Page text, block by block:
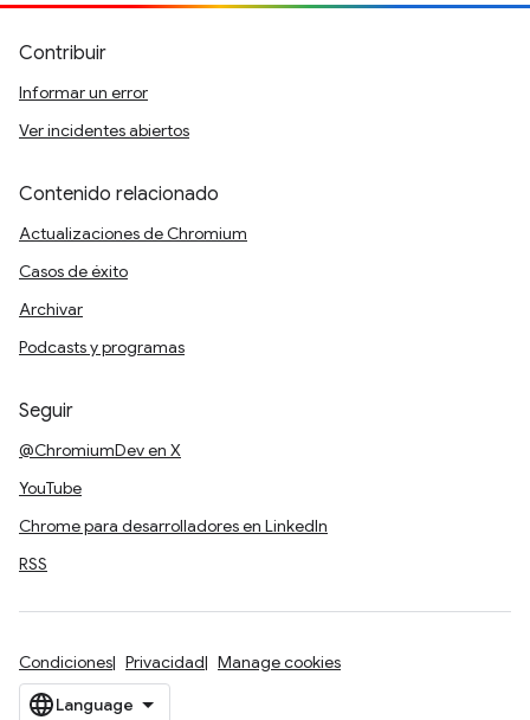
Contribuir
Informar un error
Ver incidentes abiertos
Contenido relacionado
Actualizaciones de Chromium
Casos de éxito
Archivar
Podcasts y programas
Seguir
@ChromiumDev en X
YouTube
Chrome para desarrolladores en LinkedIn
RSS
Condiciones Privacidad Manage cookies